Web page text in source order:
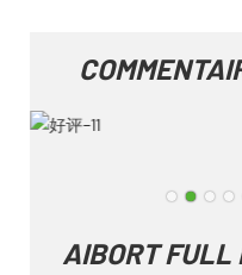
AIBORT FULL